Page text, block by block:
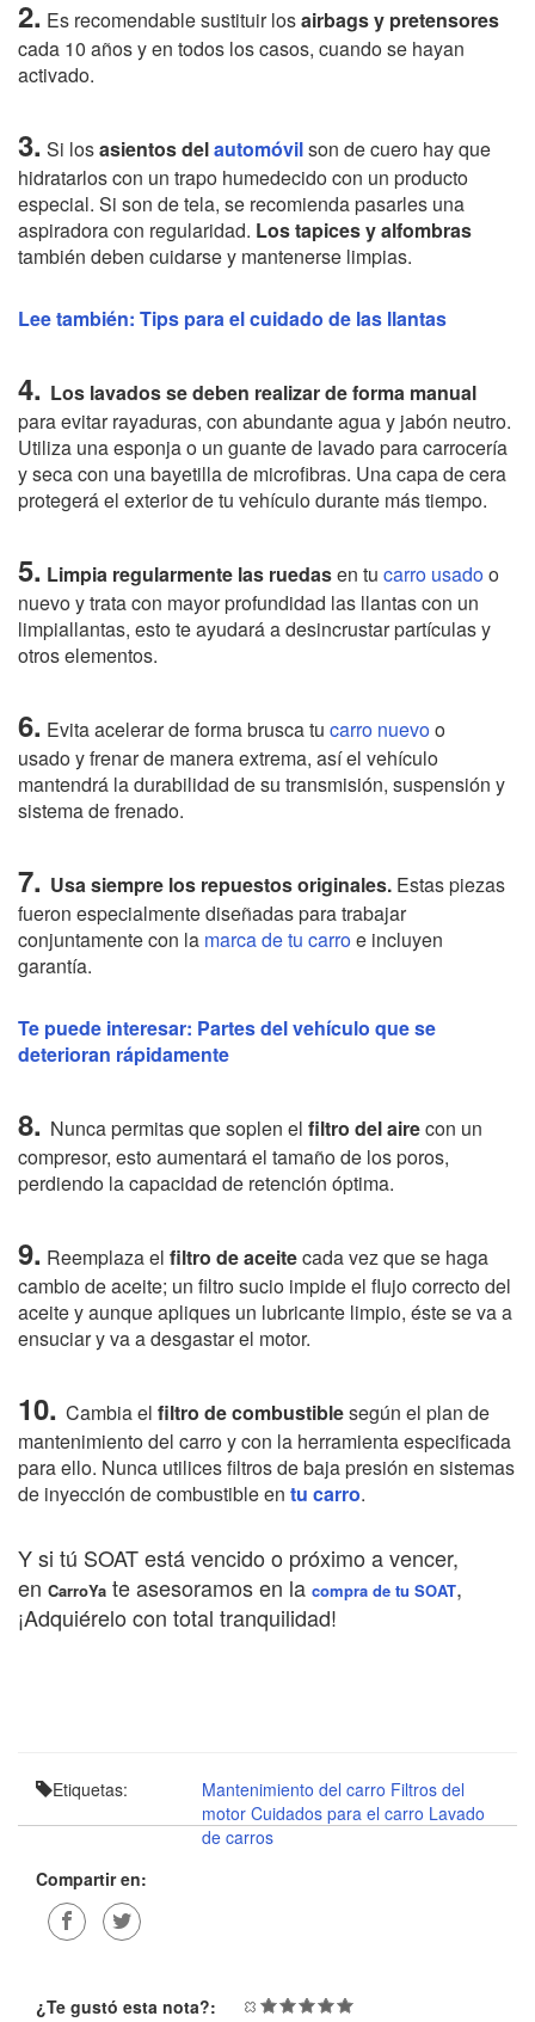
2. Es recomendable sustituir losairbags y pretensores
cada 10 años y en todos los casos, cuando se hayan
activado.
3. Si losasientos delautomóvilson de cuero hay que
hidratarlos con un trapo humedecido con un producto
especial. Si son de tela, se recomienda pasarles una
aspiradora con regularidad. Los tapices y alfombras
también deben cuidarse y mantenerse limpias.
Lee también: Tips para el cuidado de las llantas
4. Los lavados se deben realizar de forma manual
para evitar rayaduras, con abundante agua y jabón neutro.
Utiliza una esponja o un guante de lavado para carrocería
y seca con una bayetilla de microfibras. Una capa de cera
protegerá el exterior de tu vehículo durante más tiempo.
5. Limpia regularmente las ruedasen tu carro usadoo
nuevo y trata con mayor profundidad las llantas con un
limpiallantas, esto te ayudará a desincrustar partículas y
otros elementos.
6. Evita acelerar de forma brusca tu carro nuevoo
usado y frenar de manera extrema, así el vehículo
mantendrá la durabilidad de su transmisión, suspensión y
sistema de frenado.
7. Usa siempre los repuestos originales. Estas piezas
fueron especialmente diseñadas para trabajar
conjuntamente con la marca de tu carroe incluyen
garantía.
Te puede interesar: Partes del vehículo que se
deterioran rápidamente
8. Nunca permitas que soplen el filtro del airecon un
compresor, esto aumentará el tamaño de los poros,
perdiendo la capacidad de retención óptima.
9. Reemplaza el filtro de aceitecada vez que se haga
cambio de aceite; un filtro sucio impide el flujo correcto del
aceite y aunque apliques un lubricante limpio, éste se va a
ensuciar y va a desgastar el motor.
10. Cambia el filtro de combustiblesegún el plan de
mantenimiento del carro y con la herramienta especificada
para ello. Nunca utilices filtros de baja presión en sistemas
de inyección de combustible en tu carro.
Y si tú SOAT está vencido o próximo a vencer,
en CarroYa te asesoramos en la compra de tu SOAT,
¡Adquiérelo con total tranquilidad!
Etiquetas: Mantenimiento del carro Filtros del
motor Cuidados para el carro Lavado
de carros
Compartir en:
¿Te gustó esta nota?: